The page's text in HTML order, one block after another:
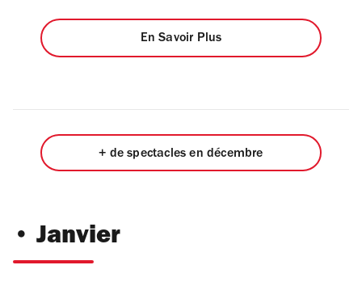
En Savoir Plus
+ de spectacles en décembre
• Janvier